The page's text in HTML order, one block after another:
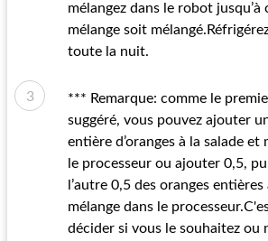
mélangez dans le robot jusqu’à
mélange soit
toute la nuit.
*** Remarque: comme le
suggéré, vous pouvez ajouter
entière d’oranges à la salade et
le processeur ou ajouter 0,5,
l’autre 0,5 des oranges entières
mélange dans le
décider si vous le souhaitez ou